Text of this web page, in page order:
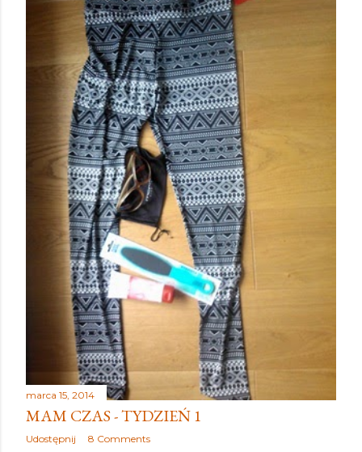
marca 15, 2014
MAM CZAS - TYDZIEŃ 1
Udostępnij 8 Comments